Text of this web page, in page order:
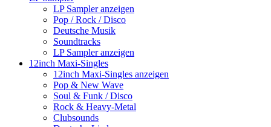
LP Sampler anzeigen
Pop / Rock / Disco
Deutsche Musik
Soundtracks
LP Sampler anzeigen
12inch Maxi-Singles
12inch Maxi-Singles anzeigen
Pop & New Wave
Soul & Funk / Disco
Rock & Heavy-Metal
Clubsounds